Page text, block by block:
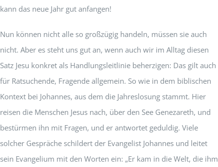
kann das neue Jahr gut anfangen!
Nun können nicht alle so großzügig handeln, müssen sie auch
nicht. Aber es steht uns gut an, wenn auch wir im Alltag diesen
Satz Jesu konkret als Handlungsleitlinie beherzigen: Das gilt auch
für Ratsuchende, Fragende allgemein. So wie in dem biblischen
Kontext bei Johannes, aus dem die Jahreslosung stammt. Hier
reisen die Menschen Jesus nach, über den See Genezareth, und
bestürmen ihn mit Fragen, und er antwortet geduldig. Viele
solcher Gespräche schildert der Evangelist Johannes und leitet
sein Evangelium mit den Worten ein: „Er kam in die Welt, die ihm